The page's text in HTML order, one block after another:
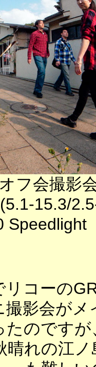
フ会撮影
15.3/
Speedlight
リコーの
撮影会が
たのです
晴れの江